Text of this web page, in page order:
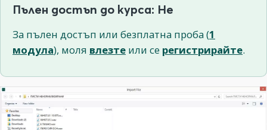
Пълен достъп до курса: Не
За пълен достъп или безплатна проба (1
модула), моля влезте или се регистрирайте.